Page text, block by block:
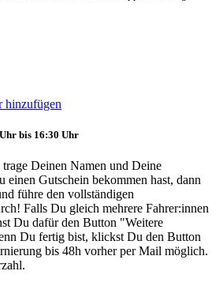
hinzufügen
bis 16:30 Uhr
Deinen Namen und Deine
einen Gutschein bekommen hast, dann
führe den vollständigen
Falls Du gleich mehrere Fahrer:innen
Du dafür den Button "Weitere
Du fertig bist, klickst Du den Button
bis 48h vorher per Mail möglich.